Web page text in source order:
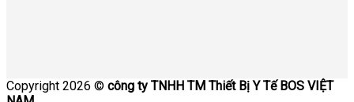
Copyright 2026 © công ty TNHH TM Thiết Bị Y Tế BOS VIỆT